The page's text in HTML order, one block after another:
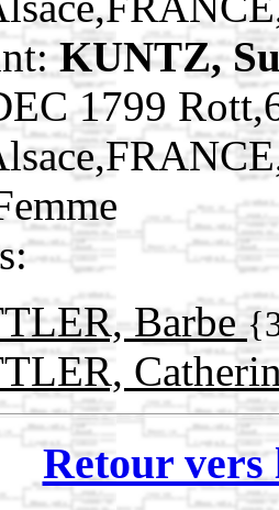
KUNTZ,
1799
Barbe
Retour vers